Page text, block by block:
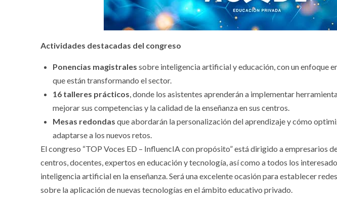
Actividades destacadas del congreso
Ponencias magistrales sobre inteligencia artificial y educación, con un enfoque
que están transformando el sector.
16 talleres prácticos , donde los asistentes aprenderán a implementar
mejorar sus competencias y la calidad de la enseñanza en sus centros.
Mesas redondas que abordarán la personalización del aprendizaje y cómo
adaptarse a los nuevos retos.
El congreso “TOP Voces ED – InfluencIA con propósito” está dirigido a empresarios
centros, docentes, expertos en educación y tecnología, así como a todos los
inteligencia artificial en la enseñanza. Será una excelente ocasión para establecer
sobre la aplicación de nuevas tecnologías en el ámbito educativo privado.